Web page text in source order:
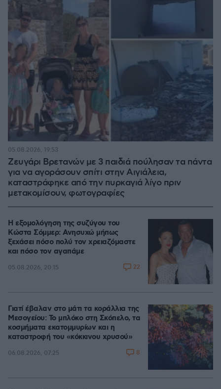
Ζευγάρι Βρετανών με 3 παιδιά πούλησαν τα πάντα
για να αγοράσουν σπίτι στην Αιγιάλεια,
καταστράφηκε από την πυρκαγιά λίγο πριν
μετακομίσουν, φωτογραφίες
05.08.2026, 19:53
Η εξομολόγηση της συζύγου του
Κώστα Σόμμερ: Ανησυχώ μήπως
ξεχάσει πόσο πολύ τον χρειαζόμαστε
και πόσο τον αγαπάμε
05.08.2026, 20:15 22
Γιατί έβαλαν στο μάτι τα κοράλλια της
Μεσογείου: Το μπλόκο στη Σκόπελο, τα
κοσμήματα εκατομμυρίων και η
καταστροφή του «κόκκινου χρυσού»
06.08.2026, 07:25 8